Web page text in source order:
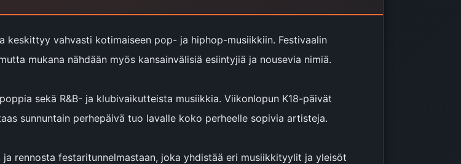
keskittyy vahvasti kotimaiseen pop- ja hiphop-musiikkiin. Festivaalin
mukana nähdään myös kansainvälisiä esiintyjiä ja nousevia nimiä.
sekä R&B- ja klubivaikutteista musiikkia. Viikonlopun K18-päivät
sunnuntain perhepäivä tuo lavalle koko perheelle sopivia artisteja.
rennosta festaritunnelmastaan, joka yhdistää eri musiikkityylit ja yleisöt